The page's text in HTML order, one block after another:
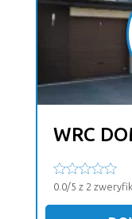
WRC
0.0/5 z 2